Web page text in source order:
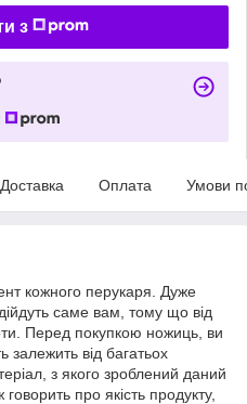
з
Доставка Оплата Умови
кожного перукаря. Дуже
саме вам, тому що від
Перед покупкою ножиць, ви
залежить від багатьох
з якого зроблений даний
про якість продукту,